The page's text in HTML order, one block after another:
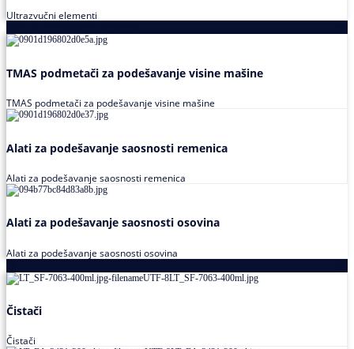
Ultrazvučni elementi
TMAS podmetači za podešavanje visine mašine
TMAS podmetači za podešavanje visine mašine
Alati za podešavanje saosnosti remenica
Alati za podešavanje saosnosti remenica
Alati za podešavanje saosnosti osovina
Alati za podešavanje saosnosti osovina
Čistači
Čistači